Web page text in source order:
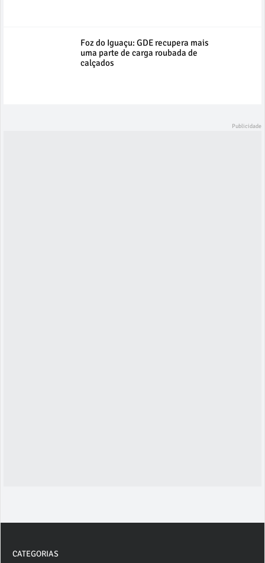
Foz do Iguaçu: GDE recupera mais
uma parte de carga roubada de
calçados
CATEGORIAS